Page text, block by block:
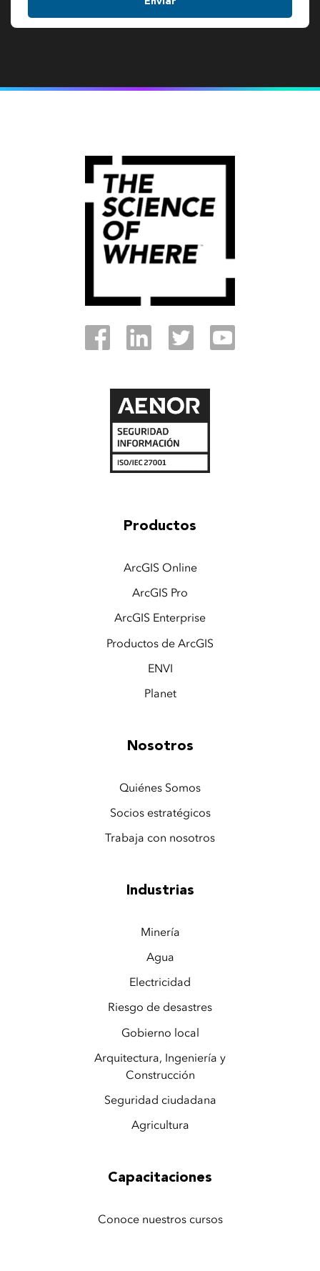
Productos
ArcGIS Online
ArcGIS Pro
ArcGIS Enterprise
Productos de ArcGIS
ENVI
Planet
Nosotros
Quiénes Somos
Socios estratégicos
Trabaja con nosotros
Industrias
Minería
Agua
Electricidad
Riesgo de desastres
Gobierno local
Arquitectura, Ingeniería y
Construcción
Seguridad ciudadana
Agricultura
Capacitaciones
Conoce nuestros cursos